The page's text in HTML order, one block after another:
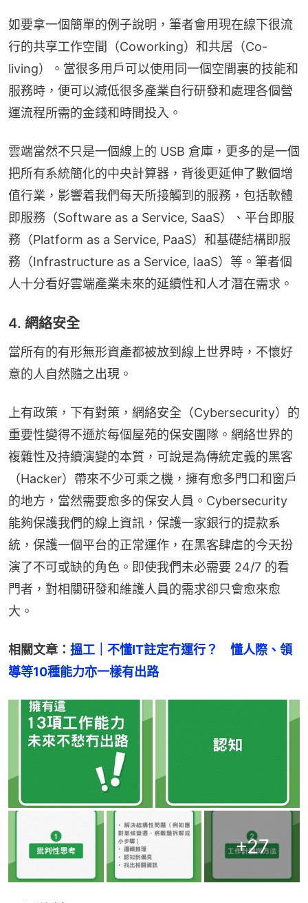
如要拿一個簡單的例子說明，筆者會用現在線下很流
行的共享工作空間（Coworking）和共居（Co-
living）。當很多用戶可以使用同一個空間裏的技能和
服務時，便可以減低很多產業自行研發和處理各個營
運流程所需的金錢和時間投入。
雲端當然不只是一個線上的 USB 倉庫，更多的是一個
把所有系統簡化的中央計算器，背後更延伸了數個增
值行業，影響着我們每天所接觸到的服務，包括軟體
即服務（Software as a Service, SaaS）、平台即服
務（Platform as a Service, PaaS）和基礎結構即服
務（Infrastructure as a Service, IaaS）等。筆者個
人十分看好雲端產業未來的延續性和人才潛在需求。
4. 網絡安全
當所有的有形無形資產都被放到線上世界時，不懷好
意的人自然隨之出現。
上有政策，下有對策，網絡安全（Cybersecurity）的
重要性變得不遜於每個屋苑的保安團隊。網絡世界的
複雜性及持續演變的本質，可說是為傳統定義的黑客
（Hacker）帶來不少可乘之機，擁有愈多門口和窗戶
的地方，當然需要愈多的保安人員。Cybersecurity
能夠保護我們的線上資訊，保護一家銀行的提款系
統，保護一個平台的正常運作，在黑客肆虐的今天扮
演了不可或缺的角色。即使我們未必需要 24/7 的看
門者，對相關研發和維護人員的需求卻只會愈來愈
大。
相關文章： 搵工｜不懂IT註定冇運行？　懂人際、領
導等10種能力亦一樣有出路
+27